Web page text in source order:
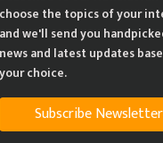
choose the topics of your
and we'll send you
news and latest updates
your choice.
Subscribe